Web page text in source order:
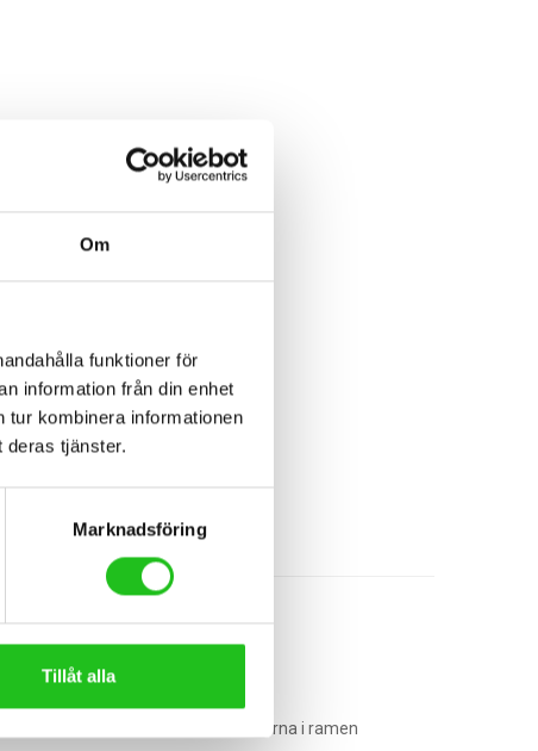
Om
funktioner för
information från din enhet
kombinera informationen
deras tjänster.
Marknadsföring
Tillåt alla
marken även i hög fart. Extra vikterna i ramen